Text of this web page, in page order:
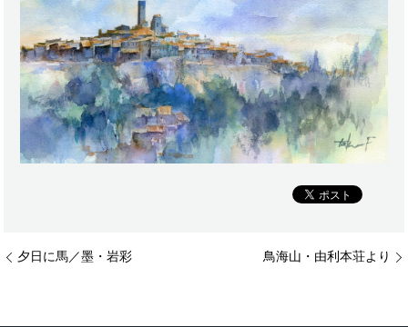
夕日に馬／墨・岩彩 鳥海山・由利本荘より